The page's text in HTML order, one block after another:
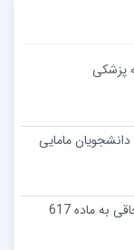
پزشکی
مامایی
دانلود جزوه محشای ماده واحده الحاقی به ماده 617